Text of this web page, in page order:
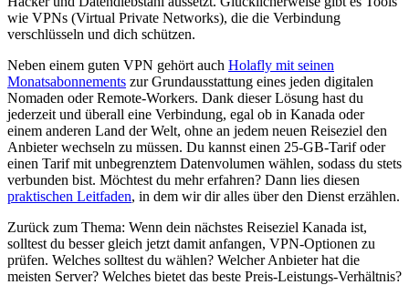
wie VPNs (Virtual Private Networks), die die Verbindung
verschlüsseln und dich schützen.
Neben einem guten VPN gehört auch Holafly mit seinen
Monatsabonnements zur Grundausstattung eines jeden digitalen
Nomaden oder Remote-Workers. Dank dieser Lösung hast du
jederzeit und überall eine Verbindung, egal ob in Kanada oder
einem anderen Land der Welt, ohne an jedem neuen Reiseziel den
Anbieter wechseln zu müssen. Du kannst einen 25-GB-Tarif oder
einen Tarif mit unbegrenztem Datenvolumen wählen, sodass du stets
verbunden bist. Möchtest du mehr erfahren? Dann lies diesen
praktischen Leitfaden, in dem wir dir alles über den Dienst erzählen.
Zurück zum Thema: Wenn dein nächstes Reiseziel Kanada ist,
solltest du besser gleich jetzt damit anfangen, VPN-Optionen zu
prüfen. Welches solltest du wählen? Welcher Anbieter hat die
meisten Server? Welches bietet das beste Preis-Leistungs-Verhältnis?